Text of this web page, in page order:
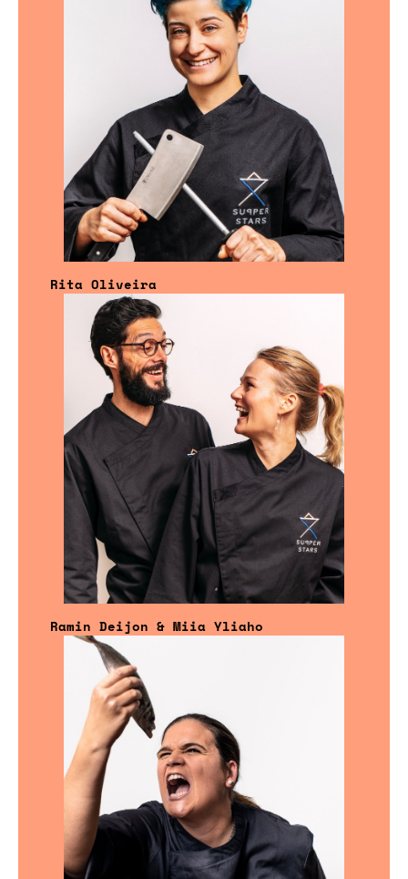
Rita Oliveira
Ramin Deijon & Miia Yliaho